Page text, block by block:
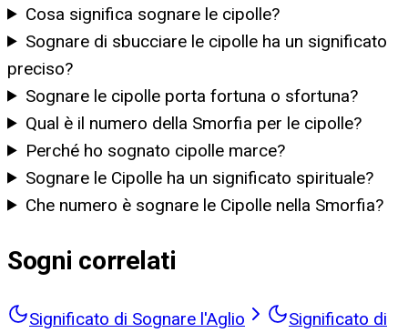
Cosa significa sognare le cipolle?
Sognare di sbucciare le cipolle ha un significato
preciso?
Sognare le cipolle porta fortuna o sfortuna?
Qual è il numero della Smorfia per le cipolle?
Perché ho sognato cipolle marce?
Sognare le Cipolle ha un significato spirituale?
Che numero è sognare le Cipolle nella Smorfia?
Sogni correlati
Significato di Sognare l'Aglio
Significato di